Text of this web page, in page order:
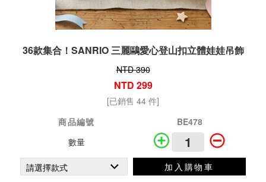
36款集合！SANRIO 三麗鷗愛心登山扣立體娃娃吊飾
NTD 390
NTD 299
[已銷售 44 件]
商品編號
BE478
數量
加入購物車